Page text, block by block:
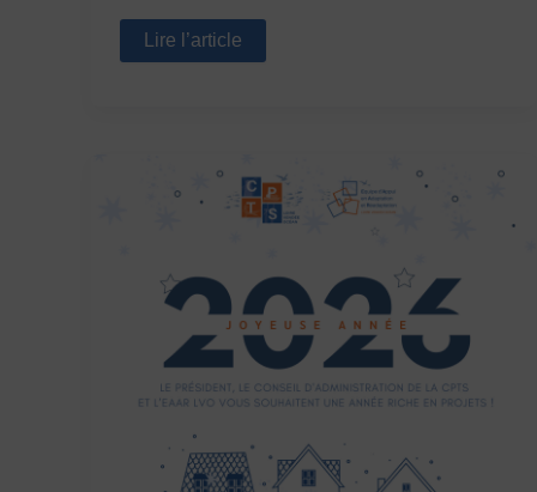
Les
nouveautés
Vendée
Lire l’article